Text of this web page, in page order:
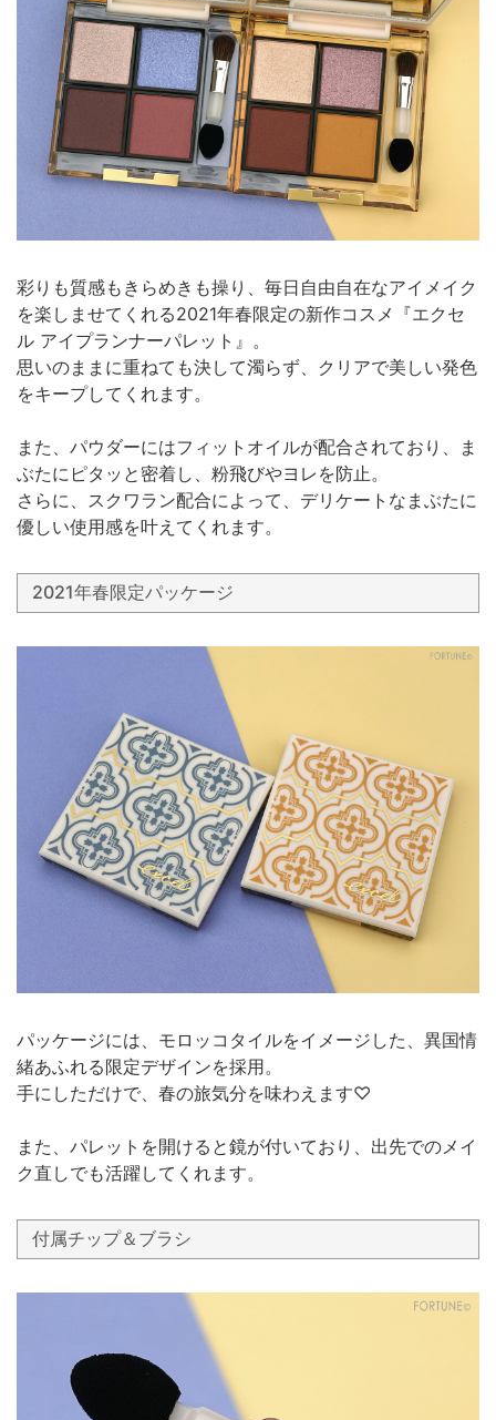
彩りも質感もきらめきも操り、毎日自由自在なアイメイク
を楽しませてくれる2021年春限定の新作コスメ『エクセ
ル アイプランナーパレット』。
思いのままに重ねても決して濁らず、クリアで美しい発色
をキープしてくれます。
また、パウダーにはフィットオイルが配合されており、ま
ぶたにピタッと密着し、粉飛びやヨレを防止。
さらに、スクワラン配合によって、デリケートなまぶたに
優しい使用感を叶えてくれます。
2021年春限定パッケージ
パッケージには、モロッコタイルをイメージした、異国情
緒あふれる限定デザインを採用。
手にしただけで、春の旅気分を味わえます♡
また、パレットを開けると鏡が付いており、出先でのメイ
ク直しでも活躍してくれます。
付属チップ＆ブラシ